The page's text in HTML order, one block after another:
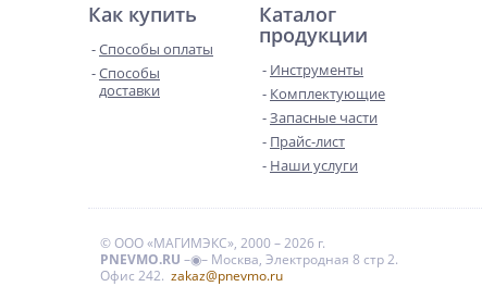
Как купить
Способы оплаты
Способы
доставки
Каталог
продукции
Инструменты
Комплектующие
Запасные части
Прайс-лист
Наши услуги
© ООО «МАГИМЭКС», 2000 – 2026 г.
PNEVMO.RU –◉– Москва, Электродная 8 стр 2.
Офис 242. zakaz@pnevmo.ru